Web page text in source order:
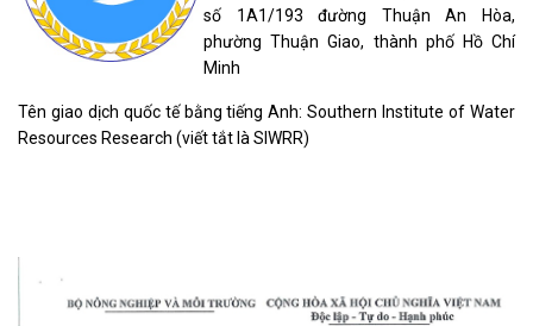
số 1A1/193 đường Thuận An Hòa,
phường Thuận Giao, thành phố Hồ Chí
Minh
Tên giao dịch quốc tế bằng tiếng Anh: Southern Institute of Water
Resources Research (viết tắt là SIWRR)